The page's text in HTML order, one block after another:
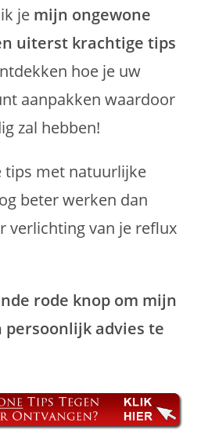
je mijn ongewone
uiterst krachtige tips
hoe je uw
aanpakken waardoor
zal hebben!
tips met natuurlijke
beter werken dan
verlichting van je reflux
rode knop om mijn
persoonlijk advies te